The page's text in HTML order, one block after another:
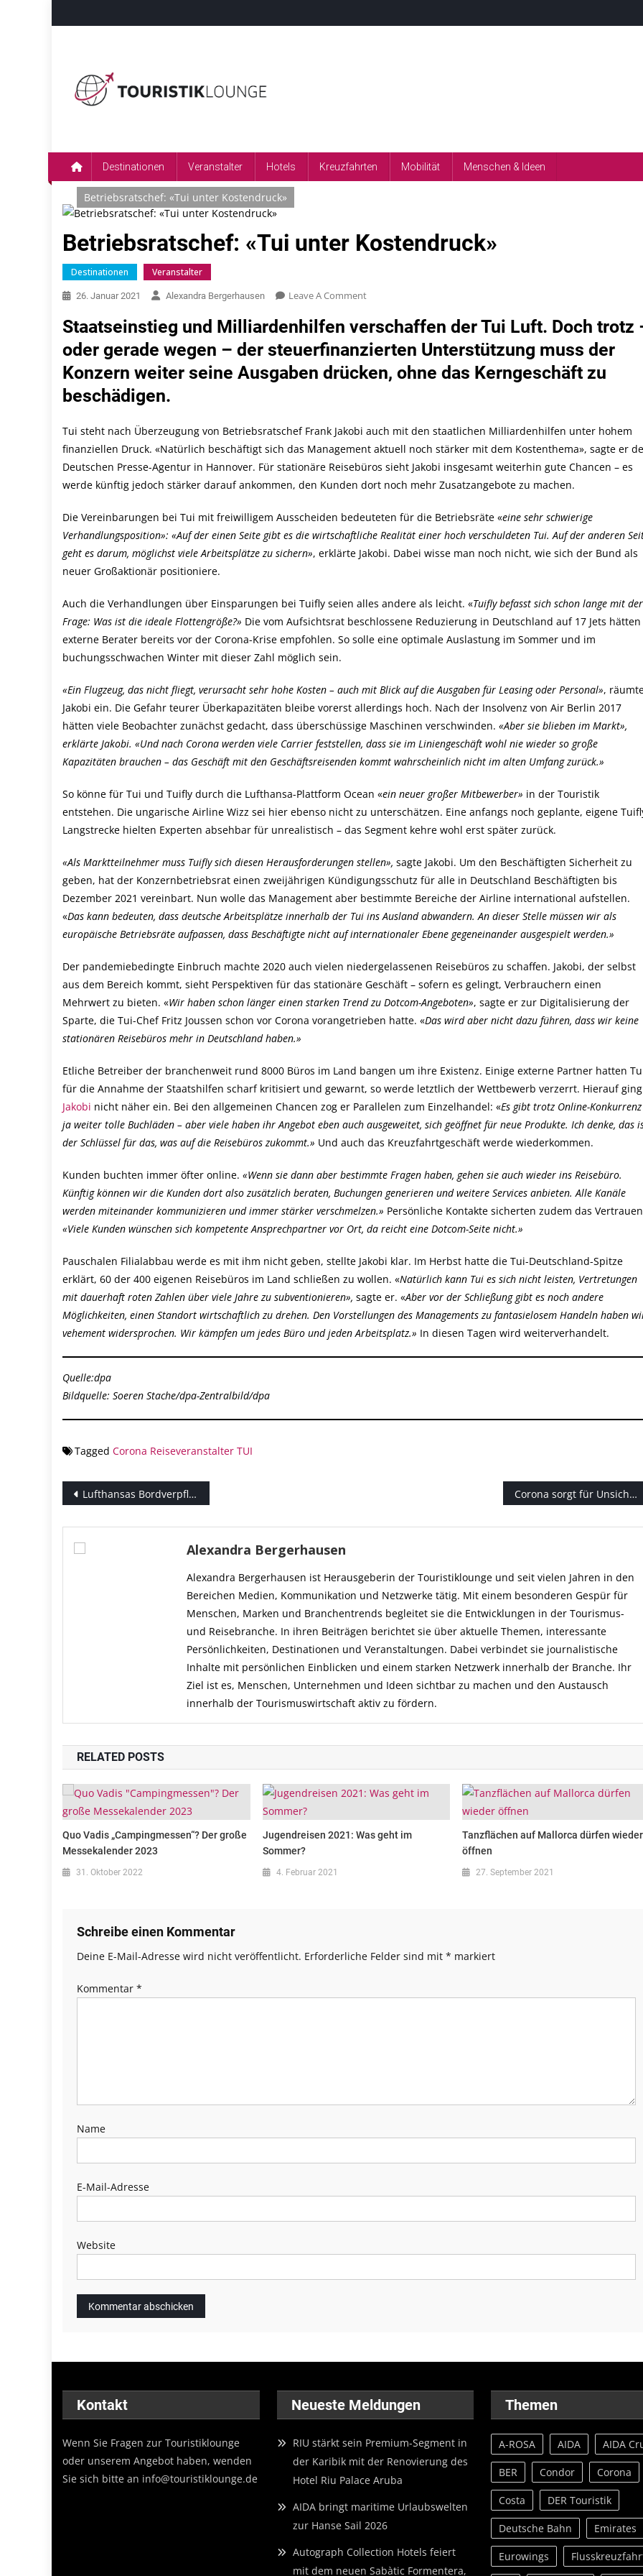
to
Destinationen Veranstalter Hotels Kreuzfahrten Mobilität Menschen & Ideen
Betriebsratschef: «Tui unter Kostendruck»
Betriebsratschef: «Tui unter Kostendruck»
Destinationen Veranstalter
26. Januar 2021 Alexandra Bergerhausen Leave A CommentOn
«Tui
Unter
Staatseinstieg und Milliardenhilfen verschaffen der Tui Luft. Doch trotz
oder gerade wegen – der steuerfinanzierten Unterstützung muss der
Konzern weiter seine Ausgaben drücken, ohne das Kerngeschäft zu
beschädigen.
Tui steht nach Überzeugung von Betriebsratschef Frank Jakobi auch mit den staatlichen Milliardenhilfen unter hohem
finanziellen Druck. «Natürlich beschäftigt sich das Management aktuell noch stärker mit dem Kostenthema», sagte er
Deutschen Presse-Agentur in Hannover. Für stationäre Reisebüros sieht Jakobi insgesamt weiterhin gute Chancen – es
werde künftig jedoch stärker darauf ankommen, den Kunden dort noch mehr Zusatzangebote zu machen.
Die Vereinbarungen bei Tui mit freiwilligem Ausscheiden bedeuteten für die Betriebsräte «eine sehr schwierige
Verhandlungsposition»: «Auf der einen Seite gibt es die wirtschaftliche Realität einer hoch verschuldeten Tui. Auf der anderen
geht es darum, möglichst viele Arbeitsplätze zu sichern», erklärte Jakobi. Dabei wisse man noch nicht, wie sich der Bund als
neuer Großaktionär positioniere.
Auch die Verhandlungen über Einsparungen bei Tuifly seien alles andere als leicht. «Tuifly befasst sich schon lange mit der
Frage: Was ist die ideale Flottengröße?» Die vom Aufsichtsrat beschlossene Reduzierung in Deutschland auf 17 Jets hätten
externe Berater bereits vor der Corona-Krise empfohlen. So solle eine optimale Auslastung im Sommer und im
buchungsschwachen Winter mit dieser Zahl möglich sein.
«Ein Flugzeug, das nicht fliegt, verursacht sehr hohe Kosten – auch mit Blick auf die Ausgaben für Leasing oder Personal»,
Jakobi ein. Die Gefahr teurer Überkapazitäten bleibe vorerst allerdings hoch. Nach der Insolvenz von Air Berlin 2017
hätten viele Beobachter zunächst gedacht, dass überschüssige Maschinen verschwinden. «Aber sie blieben im Markt»,
erklärte Jakobi. «Und nach Corona werden viele Carrier feststellen, dass sie im Liniengeschäft wohl nie wieder so große
Kapazitäten brauchen – das Geschäft mit den Geschäftsreisenden kommt wahrscheinlich nicht im alten Umfang zurück.»
So könne für Tui und Tuifly durch die Lufthansa-Plattform Ocean «ein neuer großer Mitbewerber» in der Touristik
entstehen. Die ungarische Airline Wizz sei hier ebenso nicht zu unterschätzen. Eine anfangs noch geplante, eigene
Langstrecke hielten Experten absehbar für unrealistisch – das Segment kehre wohl erst später zurück.
«Als Marktteilnehmer muss Tuifly sich diesen Herausforderungen stellen», sagte Jakobi. Um den Beschäftigten Sicherheit zu
geben, hat der Konzernbetriebsrat einen zweijährigen Kündigungsschutz für alle in Deutschland Beschäftigten bis
Dezember 2021 vereinbart. Nun wolle das Management aber bestimmte Bereiche der Airline international aufstellen.
«Das kann bedeuten, dass deutsche Arbeitsplätze innerhalb der Tui ins Ausland abwandern. An dieser Stelle müssen wir als
europäische Betriebsräte aufpassen, dass Beschäftigte nicht auf internationaler Ebene gegeneinander ausgespielt werden.»
Der pandemiebedingte Einbruch machte 2020 auch vielen niedergelassenen Reisebüros zu schaffen. Jakobi, der selbst
aus dem Bereich kommt, sieht Perspektiven für das stationäre Geschäft – sofern es gelingt, Verbrauchern einen
Mehrwert zu bieten. «Wir haben schon länger einen starken Trend zu Dotcom-Angeboten», sagte er zur Digitalisierung der
Sparte, die Tui-Chef Fritz Joussen schon vor Corona vorangetrieben hatte. «Das wird aber nicht dazu führen, dass wir keine
stationären Reisebüros mehr in Deutschland haben.»
Etliche Betreiber der branchenweit rund 8000 Büros im Land bangen um ihre Existenz. Einige externe Partner hatten
für die Annahme der Staatshilfen scharf kritisiert und gewarnt, so werde letztlich der Wettbewerb verzerrt. Hierauf ging
Jakobi nicht näher ein. Bei den allgemeinen Chancen zog er Parallelen zum Einzelhandel: «Es gibt trotz Online-Konkurrenz
ja weiter tolle Buchläden – aber viele haben ihr Angebot eben auch ausgeweitet, sich geöffnet für neue Produkte. Ich denke, das
der Schlüssel für das, was auf die Reisebüros zukommt.» Und auch das Kreuzfahrtgeschäft werde wiederkommen.
Kunden buchten immer öfter online. «Wenn sie dann aber bestimmte Fragen haben, gehen sie auch wieder ins Reisebüro.
Künftig können wir die Kunden dort also zusätzlich beraten, Buchungen generieren und weitere Services anbieten. Alle Kanäle
werden miteinander kommunizieren und immer stärker verschmelzen.» Persönliche Kontakte sicherten zudem das
«Viele Kunden wünschen sich kompetente Ansprechpartner vor Ort, da reicht eine Dotcom-Seite nicht.»
Pauschalen Filialabbau werde es mit ihm nicht geben, stellte Jakobi klar. Im Herbst hatte die Tui-Deutschland-Spitze
erklärt, 60 der 400 eigenen Reisebüros im Land schließen zu wollen. «Natürlich kann Tui es sich nicht leisten, Vertretungen
mit dauerhaft roten Zahlen über viele Jahre zu subventionieren», sagte er. «Aber vor der Schließung gibt es noch andere
Möglichkeiten, einen Standort wirtschaftlich zu drehen. Den Vorstellungen des Managements zu fantasielosem Handeln haben
vehement widersprochen. Wir kämpfen um jedes Büro und jeden Arbeitsplatz.» In diesen Tagen wird weiterverhandelt.
Quelle:dpa
Bildquelle: Soeren Stache/dpa-Zentralbild/dpa
Tagged Corona Reiseveranstalter TUI
Beitragsnavigation
Lufthansas Bordverpflegung kommt künftig aus München Corona sorgt für Unsicherheit bei der Urlaubsplanung
Alexandra Bergerhausen
Alexandra Bergerhausen ist Herausgeberin der Touristiklounge und seit vielen Jahren in den
Bereichen Medien, Kommunikation und Netzwerke tätig. Mit einem besonderen Gespür für
Menschen, Marken und Branchentrends begleitet sie die Entwicklungen in der Tourismus-
und Reisebranche. In ihren Beiträgen berichtet sie über aktuelle Themen, interessante
Persönlichkeiten, Destinationen und Veranstaltungen. Dabei verbindet sie journalistische
Inhalte mit persönlichen Einblicken und einem starken Netzwerk innerhalb der Branche. Ihr
Ziel ist es, Menschen, Unternehmen und Ideen sichtbar zu machen und den Austausch
innerhalb der Tourismuswirtschaft aktiv zu fördern.
RELATED POSTS
Quo Vadis „Campingmessen“? Der große
Messekalender 2023
31. Oktober 2022
Jugendreisen 2021: Was geht im
Sommer?
4. Februar 2021
Tanzflächen auf Mallorca dürfen wieder
öffnen
27. September 2021
Schreibe einen Kommentar
Deine E-Mail-Adresse wird nicht veröffentlicht. Erforderliche Felder sind mit * markiert
Kommentar *
Name
E-Mail-Adresse
Website
Kontakt
Wenn Sie Fragen zur Touristiklounge
oder unserem Angebot haben, wenden
Sie sich bitte an info@touristiklounge.de
Neueste Meldungen
RIU stärkt sein Premium-Segment in
der Karibik mit der Renovierung des
Hotel Riu Palace Aruba
AIDA bringt maritime Urlaubswelten
zur Hanse Sail 2026
Autograph Collection Hotels feiert
mit dem neuen Sabàtic Formentera,
Themen
A-ROSA AIDA AIDA
BER Condor Corona
Costa DER Touristik
Deutsche Bahn Emirates
Eurowings